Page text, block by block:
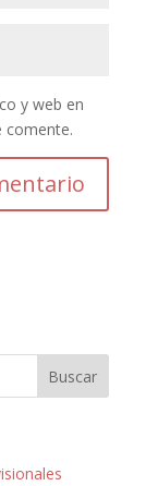
y web en
comente.